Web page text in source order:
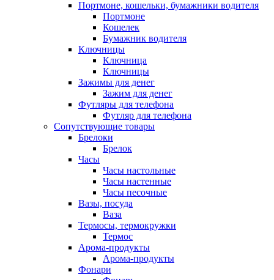
Портмоне, кошельки, бумажники водителя
Портмоне
Кошелек
Бумажник водителя
Ключницы
Ключница
Ключницы
Зажимы для денег
Зажим для денег
Футляры для телефона
Футляр для телефона
Сопутствующие товары
Брелоки
Брелок
Часы
Часы настольные
Часы настенные
Часы песочные
Вазы, посуда
Ваза
Термосы, термокружки
Термос
Арома-продукты
Арома-продукты
Фонари